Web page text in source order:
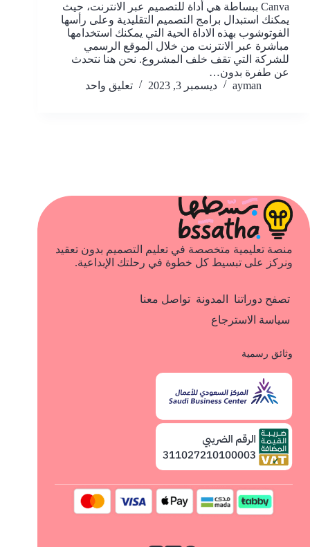
Canva ببساطة هي أداة للتصميم عبر الانترنت، حيث
يمكنك استبدال برامج التصميم التقليدية وعلى رأسها
الفوتوشوب بهذه الاداة الحية التي يمكنك استخدامها
مباشرة عبر الانترنت من خلال الموقع الرسمي
للشركة التي تقف خلف المشروع. نحن هنا نتحدث
عن طفرة بدون…
ayman
ديسمبر 3, 2023 تعليق واحد
منصة تعليمية متخصصة في تعليم التصميم بدون تعقيد
ونركز على تبسيط كل خطوة في رحلتك الإبداعية.
تصفح دوراتنا المدونة تواصل معنا
سياسة الاسترجاع
وثائق رسمية